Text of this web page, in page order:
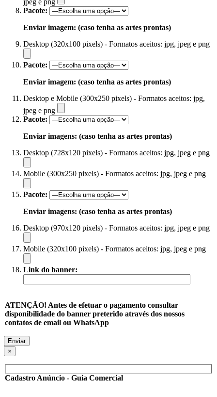
jpeg e png
Pacote:
Enviar imagem: (caso tenha as artes prontas)
Desktop (320x100 pixels) - Formatos aceitos: jpg, jpeg e png
Pacote:
Enviar imagem: (caso tenha as artes prontas)
Desktop e Mobile (300x250 pixels) - Formatos aceitos: jpg,
jpeg e png
Pacote:
Enviar imagens: (caso tenha as artes prontas)
Desktop (728x120 pixels) - Formatos aceitos: jpg, jpeg e png
Mobile (300x250 pixels) - Formatos aceitos: jpg, jpeg e png
Pacote:
Enviar imagens: (caso tenha as artes prontas)
Desktop (970x120 pixels) - Formatos aceitos: jpg, jpeg e png
Mobile (320x100 pixels) - Formatos aceitos: jpg, jpeg e png
Link do banner:
ATENÇÃO! Antes de efetuar o pagamento consultar
disponibilidade do banner preterido através dos nossos
contatos de email ou WhatsApp
×
Cadastro Anúncio - Guia Comercial